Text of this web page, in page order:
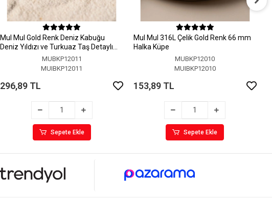
MuI MuI Gold Renk Deniz Kabuğu
Deniz Yıldızı ve Turkuaz Taş Detaylı
MUBKP12011
MUIBKP12011
296,89 TL
Sepete Ekle
MuI MuI 316L Çelik Gold Renk 66 mm
Halka Küpe
MUBKP12010
MUIBKP12010
153,89 TL
Sepete Ekle